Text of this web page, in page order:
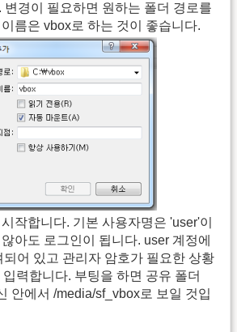
변경이 필요하면 원하는 폴더 경로를
름은 vbox로 하는 것이 좋습니다.
작합니다. 기본 사용자명은 'user'이
아도 로그인이 됩니다. user 계정에
어 있고 관리자 암호가 필요한 상황
입력합니다. 부팅을 하면 공유 폴더
안에서 /media/sf_vbox로 보일 것입